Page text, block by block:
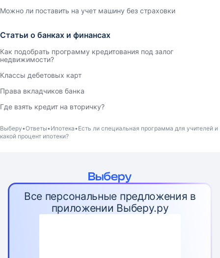
Можно ли поставить на учет машину без страховки
Статьи о банках и финансах
Как подобрать программу кредитования под залог
недвижимости?
Классы дебетовых карт
Права вкладчиков банка
Где взять кредит на вторичку?
Выберу Ответы Ипотека Есть ли специальная программа для учителей и
какой процент ипотеки?
Все персональные предложения в
приложении Выберу.ру